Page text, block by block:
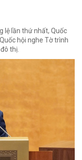
lệ lần thứ nhất, Quốc
hội nghe Tờ trình
thị.